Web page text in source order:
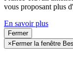
vous proposant plus
En savoir plus
Fermer
× Fermer la fenêtre